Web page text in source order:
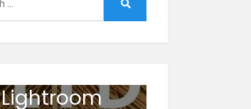
Lightroom